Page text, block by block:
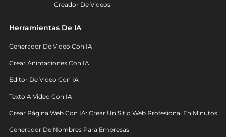
Creador De Videos
Herramientas De IA
Generador De Video Con IA
Crear Animaciones Con IA
Editor De Video Con IA
Texto A Video Con IA
Crear Página Web Con IA: Crear Un Sitio Web Profesional En Minutos
Generador De Nombres Para Empresas